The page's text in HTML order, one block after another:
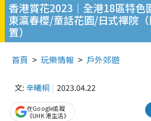
香港賞花2023｜全港18區特色
東瀛春櫻/童話花園/日式禪院
置）
首頁 玩樂情報 戶外郊遊
文: 辛曦桐 2023.04.22
在Google追蹤
《UHK 港生活》